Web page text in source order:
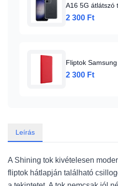
A16 5G átlátszó
2 300 Ft
Fliptok
2 300 Ft
Leírás
A Shining tok kivételesen
fliptok hátlapján található